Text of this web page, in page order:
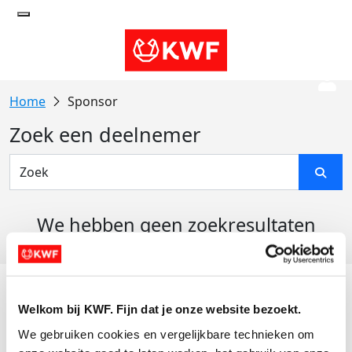
Welkom bij KWF. Fijn dat je onze website bezoekt.
We gebruiken cookies en vergelijkbare technieken om
Sponsor
Zoek een deelnemer
We hebben geen zoekresultaten
Actiematerialen
Evenementen